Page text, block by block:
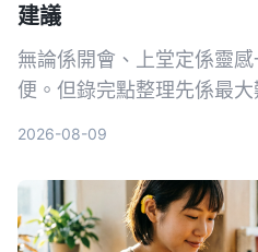
建議
無論係開會、上堂定係靈
便。但錄完點整理先係最
知識。
2026-08-09